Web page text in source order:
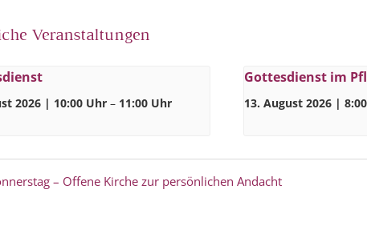
Veranstaltungen
2026 | 10:00 Uhr – 11:00 Uhr
Gottesdienst im
13. August 2026 |
– Offene Kirche zur persönlichen Andacht